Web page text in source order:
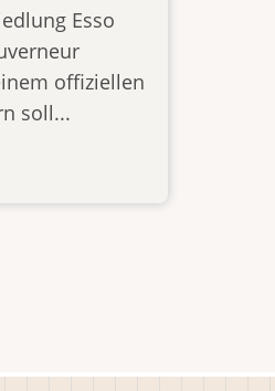
Esso
offiziellen
soll...